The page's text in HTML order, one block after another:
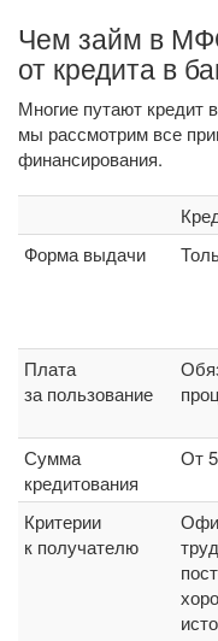
Чем займ в
от кредита в
Многие путают кредит
мы рассмотрим все
финансирования.
Форма выдачи
Плата
за пользование
Сумма
кредитования
От
Критерии
к получателю